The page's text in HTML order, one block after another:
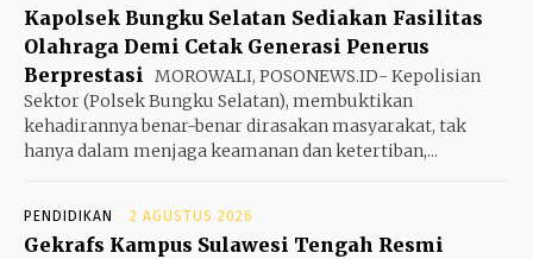
Kapolsek Bungku Selatan Sediakan Fasilitas
Olahraga Demi Cetak Generasi Penerus
Berprestasi
MOROWALI, POSONEWS.ID- Kepolisian
Sektor (Polsek Bungku Selatan), membuktikan
kehadirannya benar-benar dirasakan masyarakat, tak
hanya dalam menjaga keamanan dan ketertiban,...
PENDIDIKAN 2 AGUSTUS 2026
Gekrafs Kampus Sulawesi Tengah Resmi